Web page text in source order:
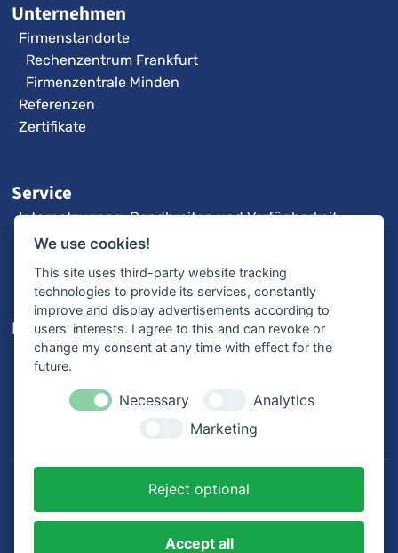
Unternehmen
Firmenstandorte
Rechenzentrum Frankfurt
Firmenzentrale Minden
Referenzen
Zertifikate
Service
Internetzugang: Bandbreiten und Verfügbarkeit
3CX-Videoanleitungen
Karriere
Offene Stellen
Ausbildung
Bewerbungsprozess
MK Netzdienste GmbH & Co. KG
vorbehalten.
We use cookies!
This site uses third-party website tracking
technologies to provide its services, constantly
improve and display advertisements according to
users' interests. I agree to this and can revoke or
change my consent at any time with effect for the
future.
Necessary
Analytics
Marketing
Reject optional
Accept all